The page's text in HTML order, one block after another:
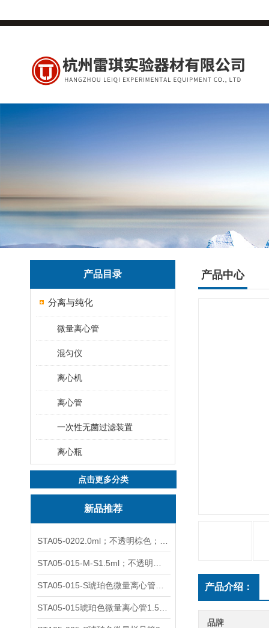
产品目录
分离与纯化
微量离心管
混匀仪
离心机
离心管
一次性无菌过滤装置
离心瓶
点击更多分类
新品推荐
产品中心
产品介绍：
品牌